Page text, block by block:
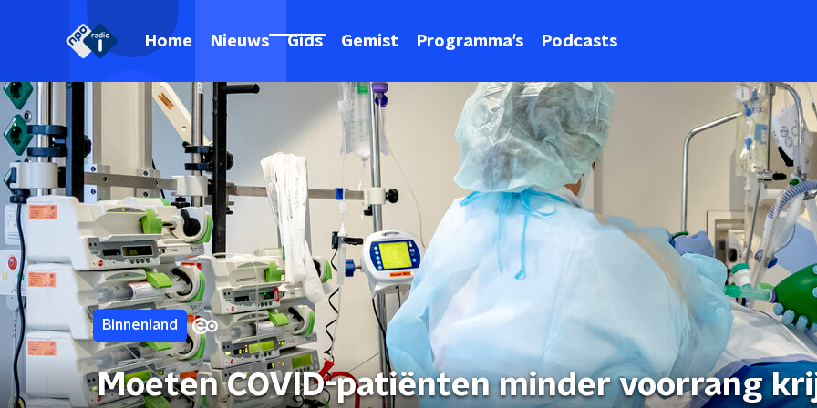
Home Nieuws Gids Gemist Programma's Podcasts
Binnenland
Moeten COVID-patiënten minder voorrang